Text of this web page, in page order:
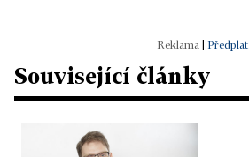
Související články